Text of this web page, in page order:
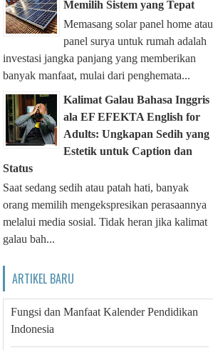
Memilih Sistem yang Tepat
Memasang solar panel home atau
panel surya untuk rumah adalah
investasi jangka panjang yang memberikan
banyak manfaat, mulai dari penghemata...
Kalimat Galau Bahasa Inggris
ala EF EFEKTA English for
Adults: Ungkapan Sedih yang
Estetik untuk Caption dan
Status
Saat sedang sedih atau patah hati, banyak
orang memilih mengekspresikan perasaannya
melalui media sosial. Tidak heran jika kalimat
galau bah...
ARTIKEL BARU
Fungsi dan Manfaat Kalender Pendidikan
Indonesia